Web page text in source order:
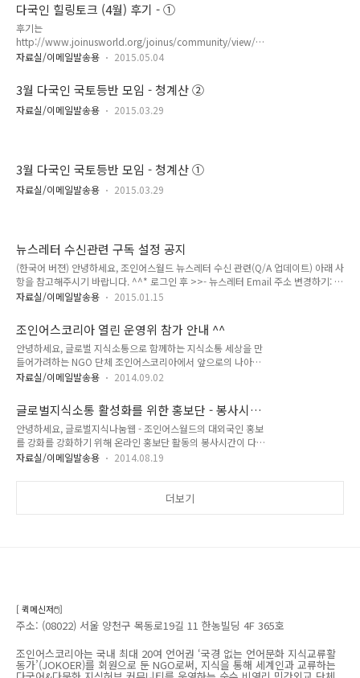
다국인 힐링토크 (4월) 후기 - ①
후기는
http://www.joinusworld.org/joinus/community/view/5
659/#4월-마지막주-다국인-힐링토크-후기-1 여기에.... "다국
NGOMULTILINGUAL KNOWLEDGE EXCHANGE & SHARING
COMMUNITY JOINUSWORLD.ORG 조인어스코리아는 국내
최대 29개 ‘국경 없는 언어문화 지식교류활동가’(JOKOER)를
자료실/이메일발송용 2015.05.04
3월 다국인 국토등반 모임 - 청계산 ②
자료실/이메일발송용 2015.03.29
3월 다국인 국토등반 모임 - 청계산 ①
자료실/이메일발송용 2015.03.29
뉴스레터 수신관련 구독 설정 공지
(한국어 버젼) 안녕하세요, 조인어스월드 뉴스레터 수신 관련(Q/A 업데이트) 아래 사
항을 참고해주시기 바랍니다. ^^* 로그인 후 >>- 뉴스레터 Email 주소 변경하기: 링
크- 정기 뉴스레터 (newsletter) 수신 구독 중지: 링크 감사합니다. 조인어스코리아
수 있습니다. 문의하기
자료실/이메일발송용 2015.01.15
조인어스코리아 열린 운영위 참가 안내 ^^
안녕하세요, 글로벌 지식소통으로 함께하는 지식소통 세상을 만
들어가려하는 NGO 단체 조인어스코리아에서 앞으로의 나아갈
길과 방향 등을 함께 의논하고자 열린 자리를 만들었습니다. 일
운 8층 회의실 (약도) 대상: 글로벌 지식소통 웹에 관심있는 누구
나 (중/고생 부문 | 대학생 이상 일반인 부문)참가비: 3,000원
(다과비로 전부 사용됩니다.^^) 주제: 다국어 웹 및 단체의 발전
방향 이모저모 "다국어&다문화 지식공유/교류 커뮤니티" 운영
IT NGOMULTILINGUAL KNOWLEDGE EXCHANGE &
자료실/이메일발송용 2014.09.02
글로벌지식소통 활성화를 위한 홍보단 - 봉사시간
상향조정
안녕하세요, 글로벌지식나눔웹 - 조인어스월드의 대외국인 홍보
를 강화를 강화하기 위해 온라인 홍보단 활동의 봉사시간이 다음
과 같이 상향조정 되었습니다. 1) 홍보문 작성 인정시간: 글 당
간만 반영3) 영어 뿐만 아니라 개인이 가능한 29개언어 * 봉사
자료실/이메일발송용 2014.08.19
더보기
[ 퀵메신저🖱️]
주소: (08022) 서울 양천구 목동로19길 11 한농빌딩 4F 365호
조인어스코리아는 국내 최대 20여 언어권 ‘국경 없는 언어문화 지식교류활
동가’(JOKOER)를 회원으로 둔 NGO로써, 지식을 통해 세계인과 교류하는